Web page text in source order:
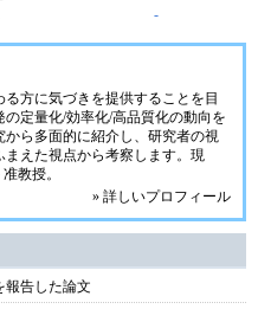
-
方に気づきを提供することを目
定量化/効率化/高品質化の動向を
から多面的に紹介し、研究者の視
まえた視点から考察します。現
教授。
» 詳しいプロフィール
報告した論文